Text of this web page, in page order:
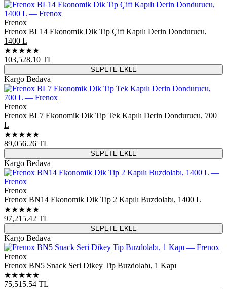
Frenox
Frenox BL14 Ekonomik Dik Tip Çift Kapılı Derin Dondurucu,
1400 L
★★★★★
103,528.10 TL
SEPETE EKLE
Kargo Bedava
Frenox
Frenox BL7 Ekonomik Dik Tip Tek Kapılı Derin Dondurucu, 700
L
★★★★★
89,056.26 TL
SEPETE EKLE
Kargo Bedava
Frenox
Frenox BN14 Ekonomik Dik Tip 2 Kapılı Buzdolabı, 1400 L
★★★★★
97,215.42 TL
SEPETE EKLE
Kargo Bedava
Frenox
Frenox BN5 Snack Seri Dikey Tip Buzdolabı, 1 Kapı
★★★★★
75,515.54 TL